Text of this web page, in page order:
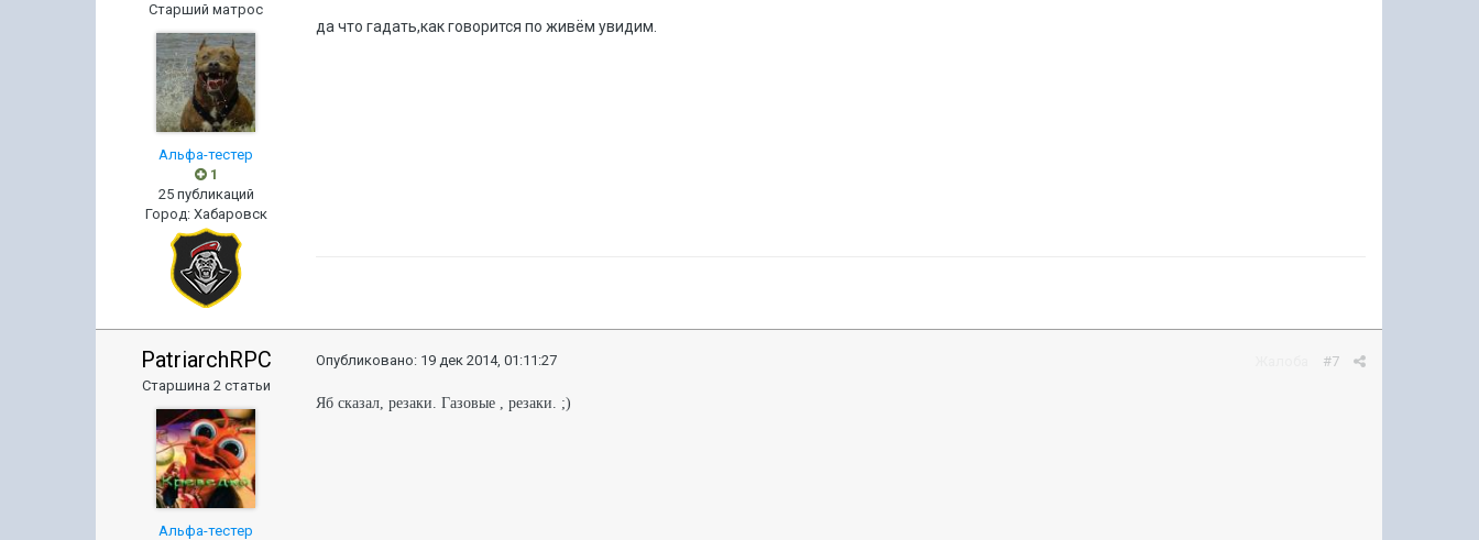
Старший матрос
Альфа-тестер
1
25 публикаций
Город: Хабаровск
да что гадать,как говорится по живём увидим.
PatriarchRPC
Старшина 2 статьи
Альфа-тестер
#7
Опубликовано: 19 дек 2014, 01:11:27
Яб сказал, резаки. Газовые , резаки. ;)